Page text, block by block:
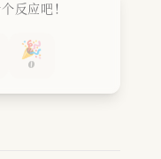
反应吧！
🎉
0